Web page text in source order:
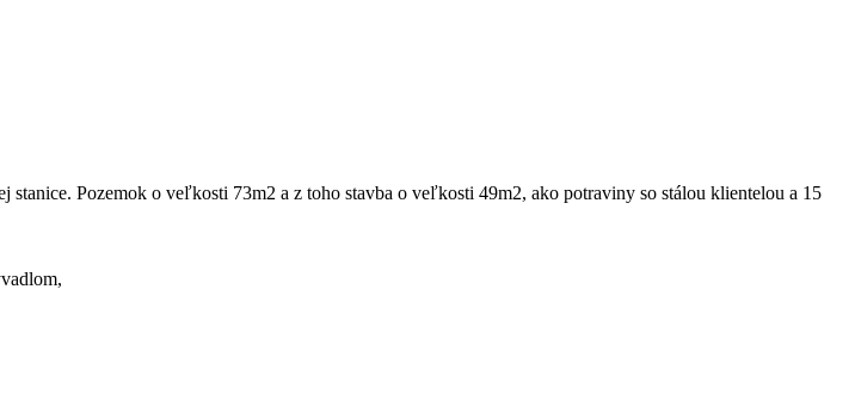
Pozemok o veľkosti 73m2 a z toho stavba o veľkosti 49m2, ako potraviny so stálou klientelou a 15